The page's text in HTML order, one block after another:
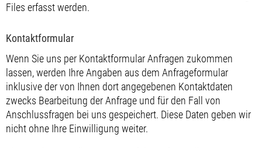
Files erfasst werden.
Kontaktformular
Wenn Sie uns per Kontaktformular Anfragen zukommen
lassen, werden Ihre Angaben aus dem Anfrageformular
inklusive der von Ihnen dort angegebenen Kontaktdaten
zwecks Bearbeitung der Anfrage und für den Fall von
Anschlussfragen bei uns gespeichert. Diese Daten geben wir
nicht ohne Ihre Einwilligung weiter.